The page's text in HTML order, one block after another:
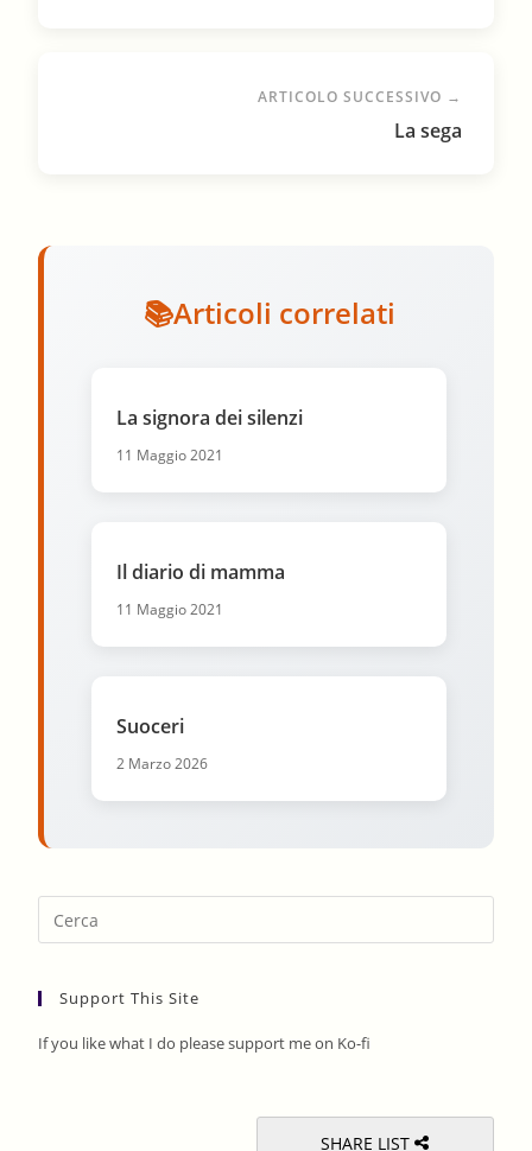
ARTICOLO SUCCESSIVO →
La sega
Articoli correlati
La signora dei silenzi
11 Maggio 2021
Il diario di mamma
11 Maggio 2021
Suoceri
2 Marzo 2026
Support This Site
If you like what I do please support me on Ko-fi
SHARE LIST